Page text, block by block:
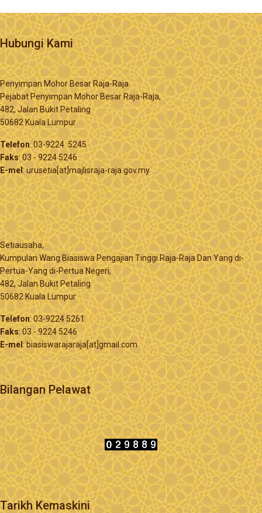
Hubungi Kami
Penyimpan Mohor Besar Raja-Raja
Pejabat Penyimpan Mohor Besar Raja-Raja,
482, Jalan Bukit Petaling
50682 Kuala Lumpur
Telefon: 03-9224 5245
Faks: 03 - 9224 5246
E-mel: urusetia[at]majlisraja-raja.gov.my
Setiausaha,
Kumpulan Wang Biasiswa Pengajian Tinggi Raja-Raja Dan Yang di-
Pertua-Yang di-Pertua Negeri,
482, Jalan Bukit Petaling
50682 Kuala Lumpur
Telefon: 03-9224 5261
Faks: 03 - 9224 5246
E-mel: biasiswarajaraja[at]gmail.com
Bilangan Pelawat
Tarikh Kemaskini